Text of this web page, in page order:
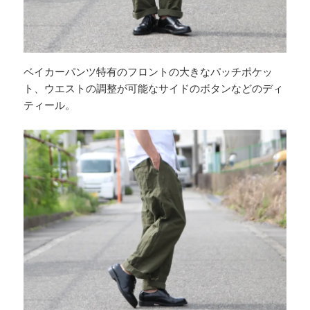
ベイカーパンツ特有のフロントの大きなパッチポケッ
ト、ウエストの調整が可能なサイドのボタンなどのディ
ティール。